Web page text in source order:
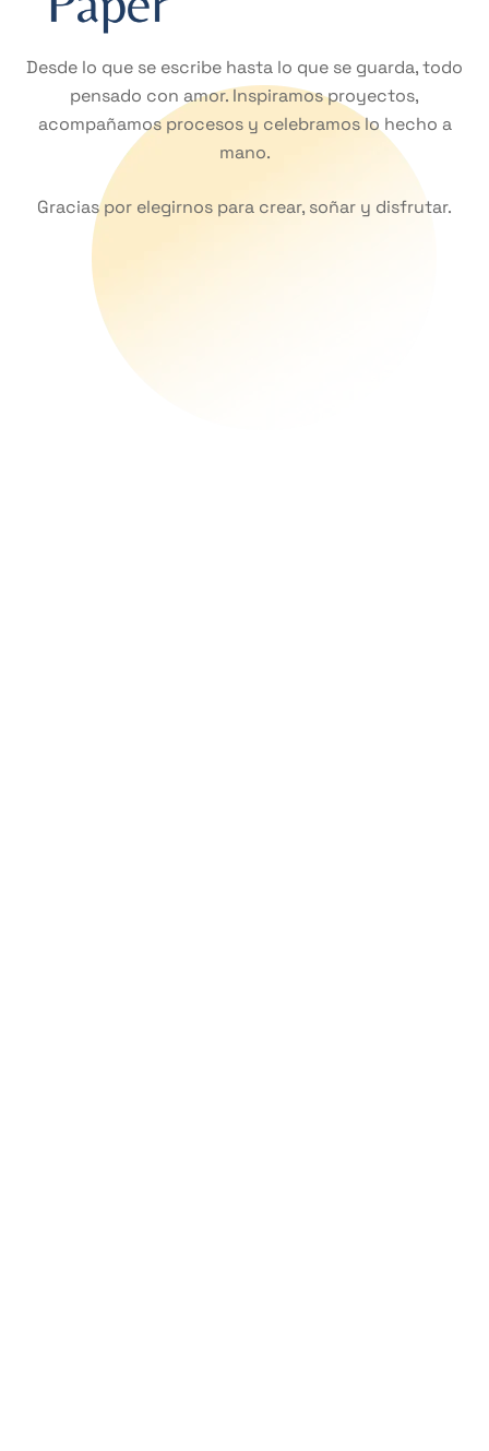
Desde lo que se escribe hasta lo que se guarda, todo
pensado con amor. Inspiramos proyectos,
acompañamos procesos y celebramos lo hecho a
mano.
Gracias por elegirnos para crear, soñar y disfrutar.